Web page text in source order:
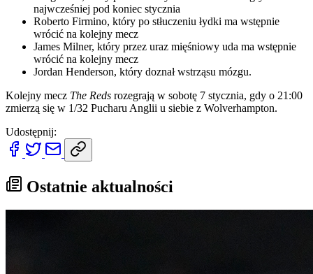
najwcześniej pod koniec stycznia
Roberto Firmino, który po stłuczeniu łydki ma wstępnie
wrócić na kolejny mecz
James Milner, który przez uraz mięśniowy uda ma wstępnie
wrócić na kolejny mecz
Jordan Henderson, który doznał wstrząsu mózgu.
Kolejny mecz The Reds rozegrają w sobotę 7 stycznia, gdy o 21:00
zmierzą się w 1/32 Pucharu Anglii u siebie z Wolverhampton.
Udostępnij:
Ostatnie aktualności